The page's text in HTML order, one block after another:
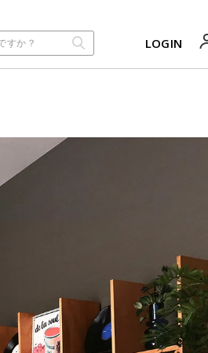
LOGIN